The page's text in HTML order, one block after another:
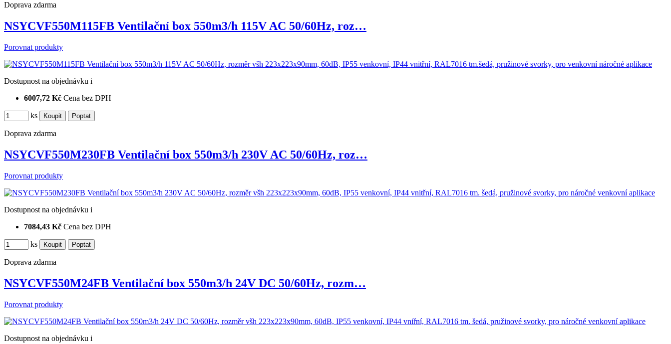
Doprava zdarma
NSYCVF550M115FB Ventilační box 550m3/h 115V AC 50/60Hz, roz…
Porovnat produkty
Dostupnost na objednávku i
6007,72 Kč Cena bez DPH
ks
Doprava zdarma
NSYCVF550M230FB Ventilační box 550m3/h 230V AC 50/60Hz, roz…
Porovnat produkty
Dostupnost na objednávku i
7084,43 Kč Cena bez DPH
ks
Doprava zdarma
NSYCVF550M24FB Ventilační box 550m3/h 24V DC 50/60Hz, rozm…
Porovnat produkty
Dostupnost na objednávku i